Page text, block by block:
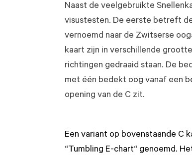
Naast de veelgebruikte
visustesten. De eerste betreft
vernoemd naar de Zwitserse
kaart zijn in verschillende
richtingen gedraaid staan. De
met één bedekt oog vanaf een
opening van de C zit.
Een variant op bovenstaande C
“Tumbling E-chart“ genoemd.